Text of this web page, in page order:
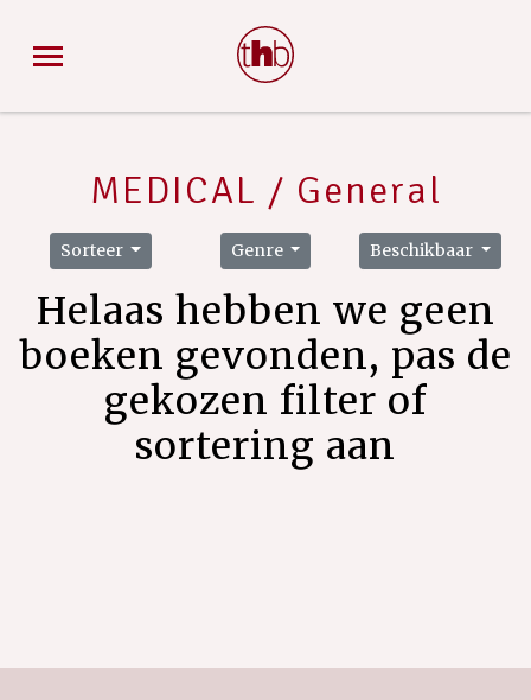
MEDICAL / General
Sorteer Genre Beschikbaar
Helaas hebben we geen
boeken gevonden, pas de
gekozen filter of
sortering aan